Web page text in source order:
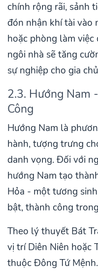
chính rộng rãi, sảnh
đón nhận khí tài vào
hoặc phòng làm
ngôi nhà sẽ tăng
sự nghiệp cho gia
2.3. Hướng Nam
Công
Hướng Nam là
hành, tượng trưng
danh vọng. Đối với
hướng Nam tạo
Hỏa - một tương
bật, thành công
Theo lý thuyết Bát
vị trí Diên Niên hoặc
thuộc Đông Tứ